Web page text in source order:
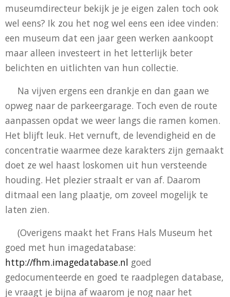
museumdirecteur bekijk je je eigen zalen toch ook
wel eens? Ik zou het nog wel eens een idee vinden:
een museum dat een jaar geen werken aankoopt
maar alleen investeert in het letterlijk beter
belichten en uitlichten van hun collectie.
Na vijven ergens een drankje en dan gaan we
opweg naar de parkeergarage. Toch even de route
aanpassen opdat we weer langs die ramen komen.
Het blijft leuk. Het vernuft, de levendigheid en de
concentratie waarmee deze karakters zijn gemaakt
doet ze wel haast loskomen uit hun versteende
houding. Het plezier straalt er van af. Daarom
ditmaal een lang plaatje, om zoveel mogelijk te
laten zien.
(Overigens maakt het Frans Hals Museum het
goed met hun imagedatabase:
http://fhm.imagedatabase.nl goed
gedocumenteerde en goed te raadplegen database,
je vraagt je bijna af waarom je nog naar het